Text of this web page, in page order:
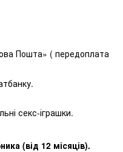
Пошта» ( передоплата
секс-іграшки.
(від 12 місяців).